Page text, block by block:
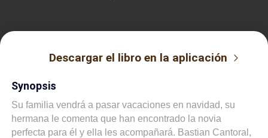
Descargar el libro en la aplicación
Synopsis
Su familia vendrá a pasar vacaciones en navidad, su
hermana le comenta que han encontrado la novia
perfecta para él y ella les acompañará. Bastian Cantoral,